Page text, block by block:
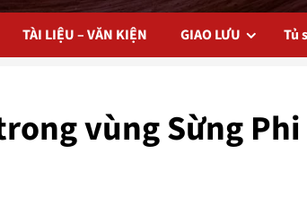
TÀI LIỆU – VĂN KIỆN GIAO LƯU Tủ
vùng Sừng Phi